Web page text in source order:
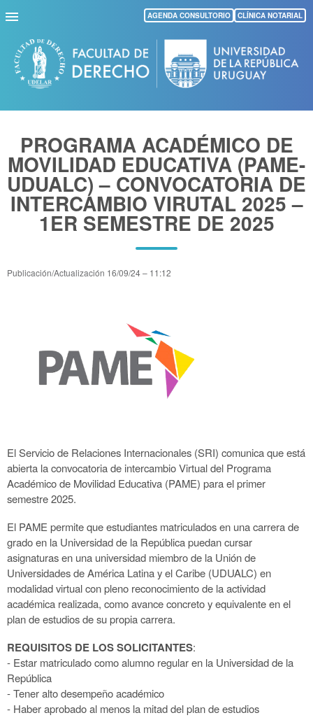
Pasar
al
contenido
principal
AGENDA CONSULTORIO CLÍNICA NOTARIAL
PROGRAMA ACADÉMICO DE
MOVILIDAD EDUCATIVA (PAME-
UDUALC) – CONVOCATORIA DE
INTERCAMBIO VIRUTAL 2025 –
1ER SEMESTRE DE 2025
Publicación/Actualización 16/09/24 – 11:12
El Servicio de Relaciones Internacionales (SRI) comunica que está
abierta la convocatoria de intercambio Virtual del Programa
Académico de Movilidad Educativa (PAME) para el primer
semestre 2025.
El PAME permite que estudiantes matriculados en una carrera de
grado en la Universidad de la República puedan cursar
asignaturas en una universidad miembro de la Unión de
Universidades de América Latina y el Caribe (UDUALC) en
modalidad virtual con pleno reconocimiento de la actividad
académica realizada, como avance concreto y equivalente en el
plan de estudios de su propia carrera.
REQUISITOS DE LOS SOLICITANTES:
- Estar matriculado como alumno regular en la Universidad de la
República
- Tener alto desempeño académico
- Haber aprobado al menos la mitad del plan de estudios